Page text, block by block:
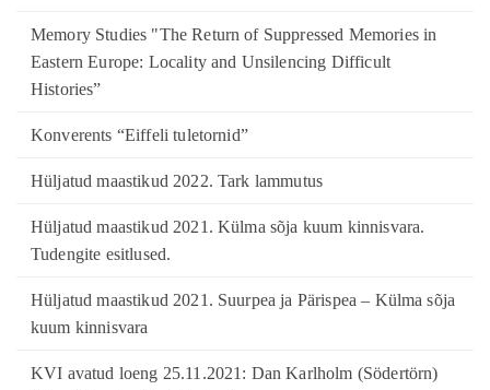
Memory Studies "The Return of Suppressed Memories in
Eastern Europe: Locality and Unsilencing Difficult
Histories”
Konverents “Eiffeli tuletornid”
Hüljatud maastikud 2022. Tark lammutus
Hüljatud maastikud 2021. Külma sõja kuum kinnisvara.
Tudengite esitlused.
Hüljatud maastikud 2021. Suurpea ja Pärispea – Külma sõja
kuum kinnisvara
KVI avatud loeng 25.11.2021: Dan Karlholm (Södertörn)